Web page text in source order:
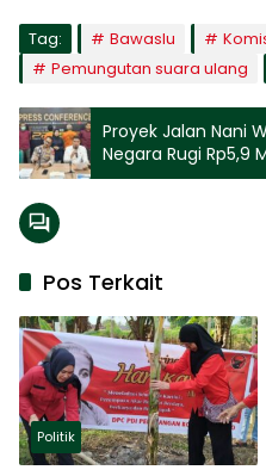
Tag: Bawaslu
Pemungutan suara ulang
Proyek Jalan Nani
Negara Rugi Rp5,9
Pos Terkait
Politik